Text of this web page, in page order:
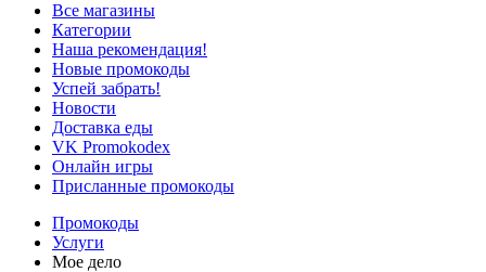
Все магазины
Категории
Наша рекомендация!
Новые промокоды
Успей забрать!
Новости
Доставка еды
VK Promokodex
Онлайн игры
Присланные промокоды
Промокоды
Услуги
Мое дело